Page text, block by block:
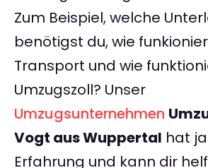
Zum Beispiel, welche
benötigst du, wie
Transport und wie
Umzugszoll? Unser
Umzugsunternehmen
Vogt aus Wuppertal hat
Erfahrung und kann dir